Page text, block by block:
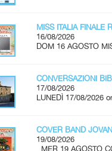
MISS ITALIA FINALE
16/08/2026
DOM 16 AGOSTO
CONVERSAZIONI
17/08/2026
LUNEDÌ 17/08/2026
COVER BAND
19/08/2026
MER 19 AGOSTO